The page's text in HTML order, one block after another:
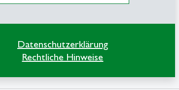
Datenschutzerklärung
Rechtliche Hinweise